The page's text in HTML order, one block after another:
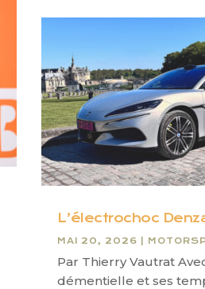
L’électrochoc
MAI 20, 2026
Par Thierry Vautrat
démentielle et ses